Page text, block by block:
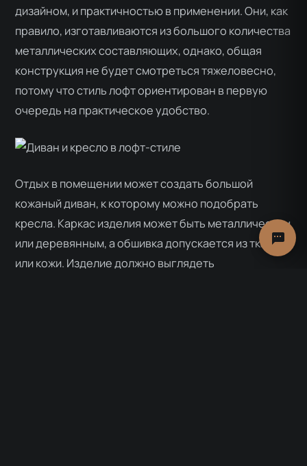
дизайном, и практичностью в применении. Они, как
правило, изготавливаются из большого количества
металлических составляющих, однако, общая
конструкция не будет смотреться тяжеловесно,
потому что стиль лофт ориентирован в первую
очередь на практическое удобство.
Отдых в помещении может создать большой
кожаный диван, к которому можно подобрать
кресла. Каркас изделия может быть металлическим
или деревянным, а обшивка допускается из ткани
или кожи. Изделие должно выглядеть